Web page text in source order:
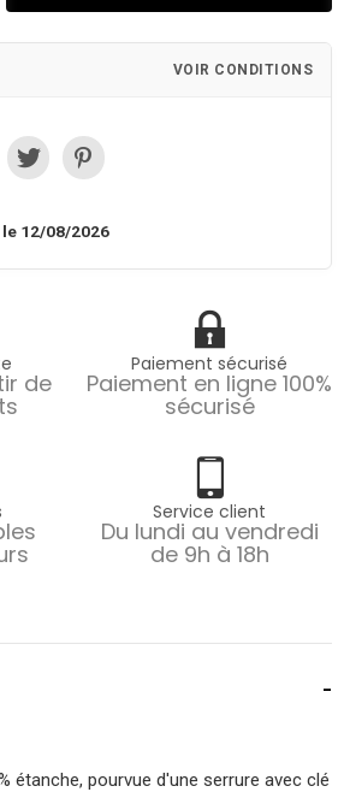
VOIR CONDITIONS
12/08/2026
de
Paiement sécurisé
Paiement en ligne 100%
sécurisé
Service client
Du lundi au vendredi
de 9h à 18h
étanche, pourvue d'une serrure avec clé